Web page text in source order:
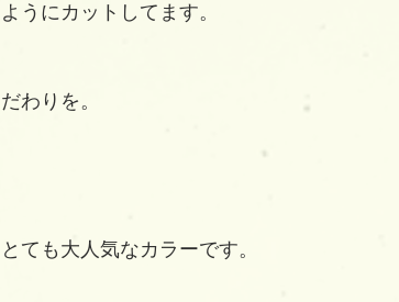
うにカットしてます。
わりを。
ても大人気なカラーです。